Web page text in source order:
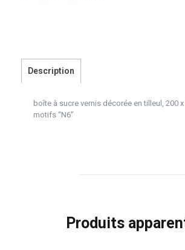
Description
boîte à sucre vernis décorée en tilleul, 200 x
motifs “N6”
Produits